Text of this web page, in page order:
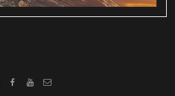
  